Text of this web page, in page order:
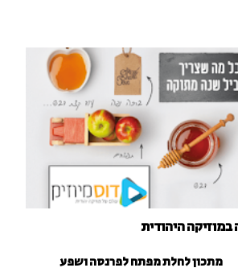
היהודית
מתכון לחלת מפתח לפרנסה ושפע